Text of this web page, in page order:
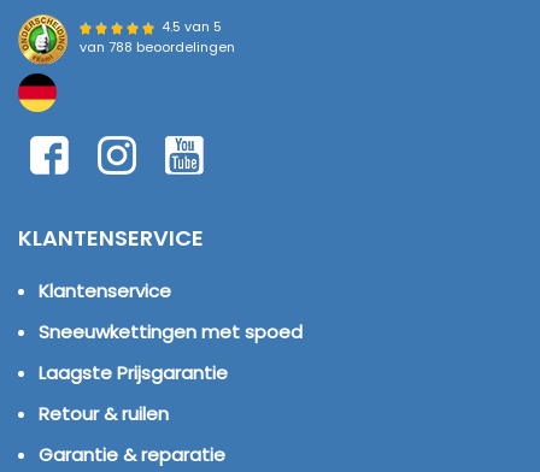
4.5 van 5
van 788 beoordelingen
KLANTENSERVICE
Klantenservice
Sneeuwkettingen met spoed
Laagste Prijsgarantie
Retour & ruilen
Garantie & reparatie